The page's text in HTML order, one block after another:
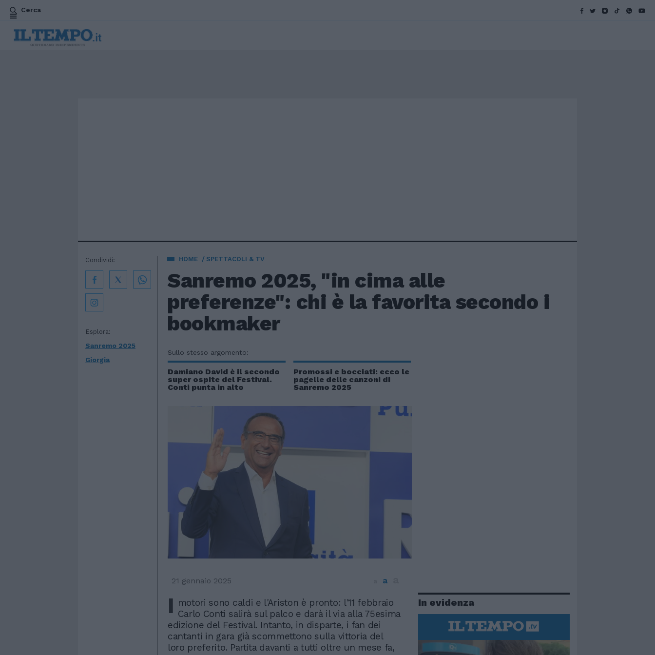
Cerca
HOME SPETTACOLI & TV
Sanremo 2025, "in cima alle
preferenze": chi è la favorita secondo i
bookmaker
Esplora:
Sanremo 2025
Giorgia
Condividi:
Sullo stesso argomento:
Damiano David è il secondo
super ospite del Festival.
Conti punta in alto
Promossi e bocciati: ecco le
pagelle delle canzoni di
Sanremo 2025
21 gennaio 2025 a
I motori sono caldi e l'Ariston è pronto: l'11 febbraio
Carlo Conti salirà sul palco e darà il via alla 75esima
edizione del Festival. Intanto, in disparte, i fan dei
cantanti in gara già scommettono sulla vittoria del
loro preferito. Partita davanti a tutti oltre un mese fa,
In evidenza